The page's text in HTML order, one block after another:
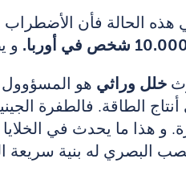
هذه الحالة فأن الأضطراب
و
خلل وراثي هو المسؤوول
الطاقة. فالطفرة
و هذا ما يحدث في
البصري له بنية سريعة